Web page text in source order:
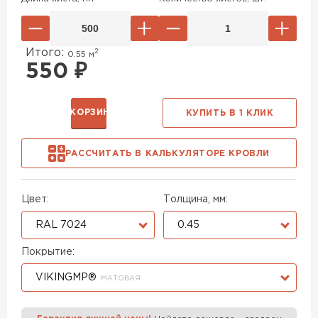
Цвет:
RAL 7024
Толщина, мм:
0.45
Покрытие:
VIKINGMP® МАТОВАЯ
Итого: 0.55 м 2
550 ₽
РАССЧИТАТЬ В КАЛЬКУЛЯТОРЕ КРОВЛИ
В КОРЗИНУ КУПИТЬ В 1 КЛИК